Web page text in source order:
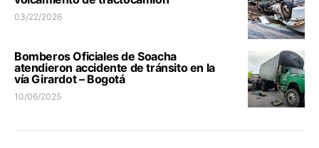
03/22/2026
Bomberos Oficiales de Soacha
atendieron accidente de tránsito en la
vía Girardot – Bogotá
10/06/2025